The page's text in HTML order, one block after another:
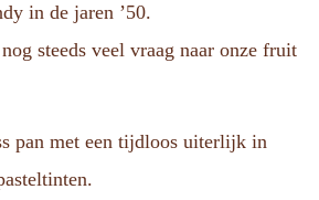
in de jaren ’50.
steeds veel vraag naar onze fruit
pan met een tijdloos uiterlijk in